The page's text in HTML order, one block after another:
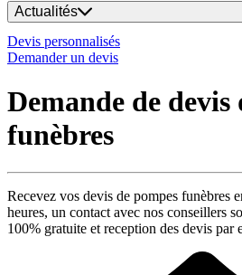
Actualités
Devis personnalisés
Demander un devis
Demande de devis
funèbres
Recevez vos devis de pompes funèbres
heures, un contact avec nos conseillers
100% gratuite et reception des devis par